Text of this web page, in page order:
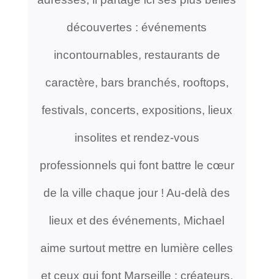
découvertes : événements
incontournables, restaurants de
caractère, bars branchés, rooftops,
festivals, concerts, expositions, lieux
insolites et rendez-vous
professionnels qui font battre le cœur
de la ville chaque jour ! Au-delà des
lieux et des événements, Michael
aime surtout mettre en lumière celles
et ceux qui font Marseille : créateurs,